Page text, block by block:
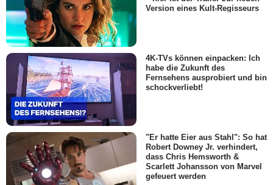
Version eines Kult-Regisseurs
4K-TVs können einpacken: Ich
habe die Zukunft des
Fernsehens ausprobiert und bin
schockverliebt!
"Er hatte Eier aus Stahl": So hat
Robert Downey Jr. verhindert,
dass Chris Hemsworth &
Scarlett Johansson von Marvel
gefeuert werden